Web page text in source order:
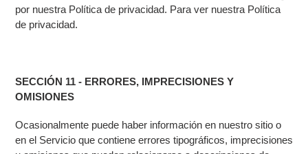
por nuestra Política de privacidad. Para ver nuestra Política
de privacidad.
SECCIÓN 11 - ERRORES, IMPRECISIONES Y
OMISIONES
Ocasionalmente puede haber información en nuestro sitio o
en el Servicio que contiene errores tipográficos, imprecisiones